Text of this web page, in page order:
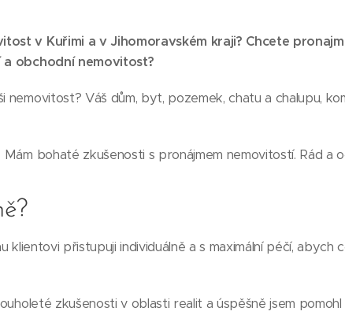
v Kuřimi a v Jihomoravském kraji? Chcete
obchodní nemovitost?
nemovitost? Váš dům, byt, pozemek, chatu a chalupu,
bohaté zkušenosti s pronájmem nemovitostí. Rád a
klientovi přistupuji individuálně a s maximální péčí, abych
zkušenosti v oblasti realit a úspěšně jsem pomohl